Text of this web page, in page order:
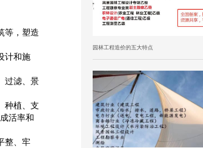
等，塑造
计和施
过滤、景
种植、支
活率和
整、牢
园林工程造价的五大特点